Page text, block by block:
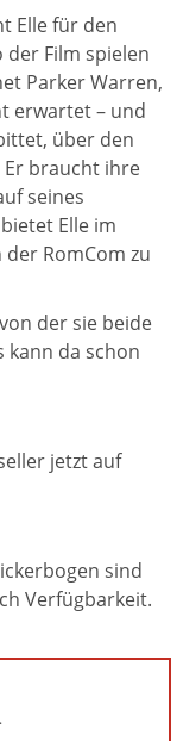
Elle für den
der Film spielen
Parker Warren,
erwartet – und
über den
Er braucht ihre
seines
Elle im
RomCom zu
der sie beide
kann da schon
jetzt auf
sind
Verfügbarkeit.